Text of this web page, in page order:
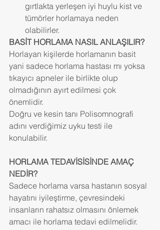
gırtlakta yerleşen iyi huylu kist ve
tümörler horlamaya neden
olabilirler.
BASİT HORLAMA NASIL ANLAŞILIR?
Horlayan kişilerde horlamanın basit
yani sadece horlama hastası mı yoksa
tıkayıcı apneler ile birlikte olup
olmadığının ayırt edilmesi çok
önemlidir.
Doğru ve kesin tanı Polisomnografi
adını verdiğimiz uyku testi ile
konulabilir.
HORLAMA TEDAVİSİSİNDE AMAÇ
NEDİR?
Sadece horlama varsa hastanın sosyal
hayatını iyileştirme, çevresindeki
insanların rahatsız olmasını önlemek
amacı ile horlama tedavi edilmelidir.